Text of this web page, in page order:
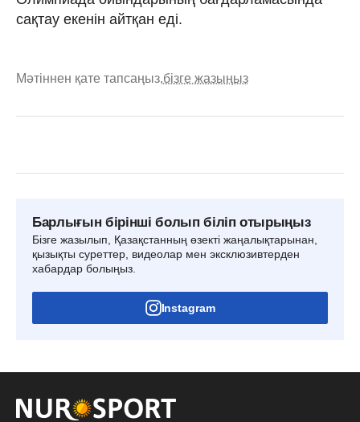
сақтау екенін айтқан еді.
Мәтіннен қате тапсаңыз,бізге жазыңыз
Барлығын бірінші болып біліп отырыңыз
Бізге жазылып, Қазақстанның өзекті жаңалықтарынан,
қызықты суреттер, видеолар мен эксклюзивтерден
хабардар болыңыз.
Instagram